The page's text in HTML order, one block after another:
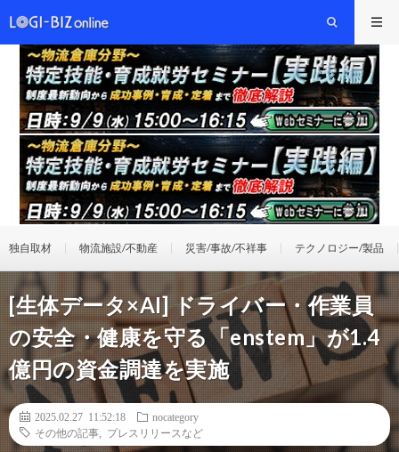
独自取材 物流施設/不動産 災害/事故/不祥事 テクノロジー/製品
[生体データ×AI] ドライバー・作業員
の安全・健康を守る「enstem」が1.4
億円の資金調達を実施
2025.02.27 11:52:18
nocategory
その他の記事
プレスリリースなど